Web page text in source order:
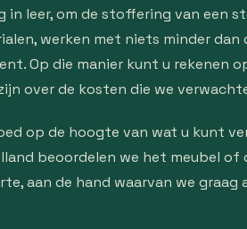
in leer, om de stoffering van een
werken met niets minder
Op die manier kunt u rekenen
over de kosten die we
op de hoogte van wat u kunt
beoordelen we het meubel of
aan de hand waarvan we graag